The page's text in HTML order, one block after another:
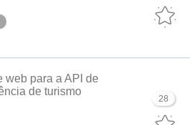
28
web para a API de
de turismo